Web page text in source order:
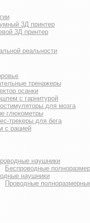
3Д принтер
3Д принтер
реальности
тренажеры
осанки
с гарнитурой
для мозга
глюкометры
трекеры для бега
с рацией
наушники
Беспроводные
наушники
Проводные